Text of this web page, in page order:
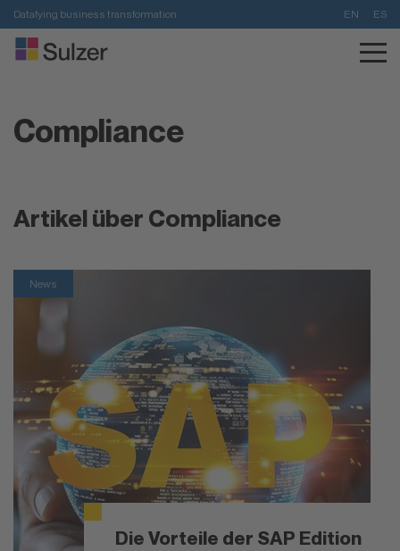
Datafying business transformation EN ES
Compliance
Artikel über Compliance
News
Die Vorteile der SAP Edition